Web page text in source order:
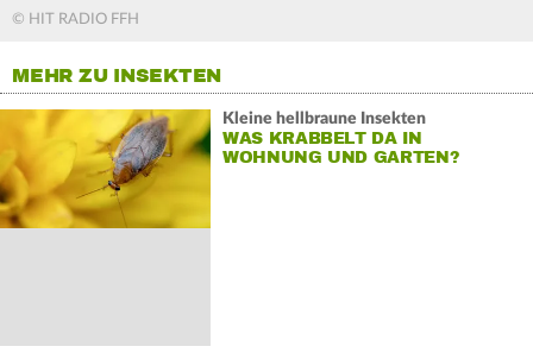
© HIT RADIO FFH
MEHR ZU INSEKTEN
Kleine hellbraune Insekten
WAS KRABBELT DA IN
WOHNUNG UND GARTEN?